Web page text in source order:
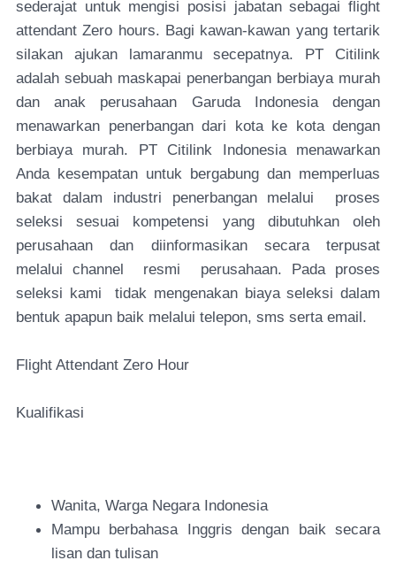
sederajat untuk mengisi posisi jabatan sebagai flight
attendant Zero hours. Bagi kawan-kawan yang tertarik
silakan ajukan lamaranmu secepatnya. PT Citilink
adalah sebuah maskapai penerbangan berbiaya murah
dan anak perusahaan Garuda Indonesia dengan
menawarkan penerbangan dari kota ke kota dengan
berbiaya murah. PT Citilink Indonesia menawarkan
Anda kesempatan untuk bergabung dan memperluas
bakat dalam industri penerbangan melalui proses
seleksi sesuai kompetensi yang dibutuhkan oleh
perusahaan dan diinformasikan secara terpusat
melalui channel resmi perusahaan. Pada proses
seleksi kami tidak mengenakan biaya seleksi dalam
bentuk apapun baik melalui telepon, sms serta email.
Flight Attendant Zero Hour
Kualifikasi
Wanita, Warga Negara Indonesia
Mampu berbahasa Inggris dengan baik secara
lisan dan tulisan